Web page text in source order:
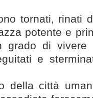
tornati, rinati
potente e
grado di
e
della città